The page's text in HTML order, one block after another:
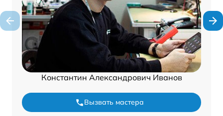
Константин Александрович Иванов
Вызвать мастера